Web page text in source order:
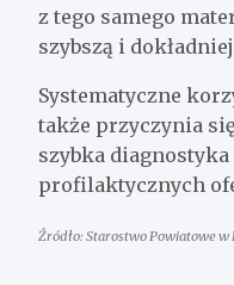
z tego samego
szybszą i
Systematyczne
także przyczynia
szybka
profilaktycznych
Źródło: Starostwo Powiatowe